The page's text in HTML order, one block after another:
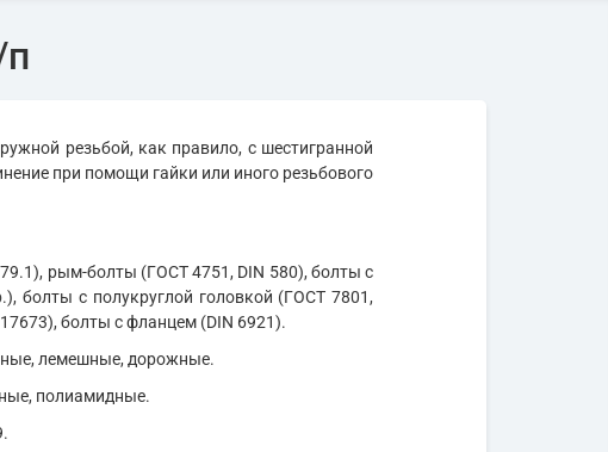
резьбой, как правило, с шестигранной
при помощи гайки или иного резьбового
рым-болты (ГОСТ 4751, DIN 580), болты с
болты с полукруглой головкой (ГОСТ 7801,
болты с фланцем (DIN 6921).
лемешные, дорожные.
полиамидные.